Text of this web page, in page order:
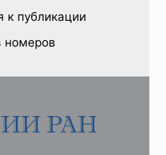
к публикации
номеров